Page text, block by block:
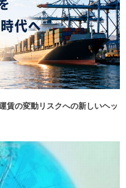
賃の変動リスクへの新しいヘッ